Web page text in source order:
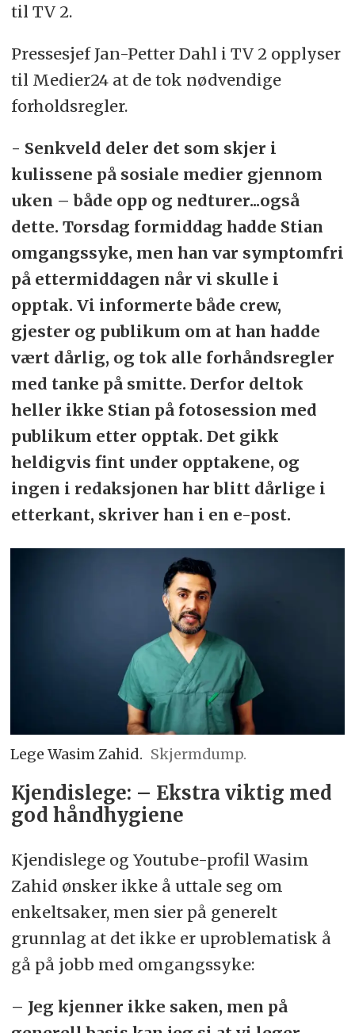
til TV 2.
Pressesjef Jan-Petter Dahl i TV 2 opplyser
til Medier24 at de tok nødvendige
forholdsregler.
- Senkveld deler det som skjer i
kulissene på sosiale medier gjennom
uken – både opp og nedturer...også
dette. Torsdag formiddag hadde Stian
omgangssyke, men han var symptomfri
på ettermiddagen når vi skulle i
opptak. Vi informerte både crew,
gjester og publikum om at han hadde
vært dårlig, og tok alle forhåndsregler
med tanke på smitte. Derfor deltok
heller ikke Stian på fotosession med
publikum etter opptak. Det gikk
heldigvis fint under opptakene, og
ingen i redaksjonen har blitt dårlige i
etterkant, skriver han i en e-post.
Lege Wasim Zahid. Skjermdump.
Kjendislege: – Ekstra viktig med
god håndhygiene
Kjendislege og Youtube-profil Wasim
Zahid ønsker ikke å uttale seg om
enkeltsaker, men sier på generelt
grunnlag at det ikke er uproblematisk å
gå på jobb med omgangssyke:
– Jeg kjenner ikke saken, men på